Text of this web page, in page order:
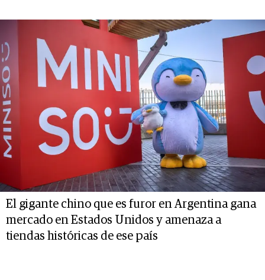
El gigante chino que es furor en Argentina gana
mercado en Estados Unidos y amenaza a
tiendas históricas de ese país